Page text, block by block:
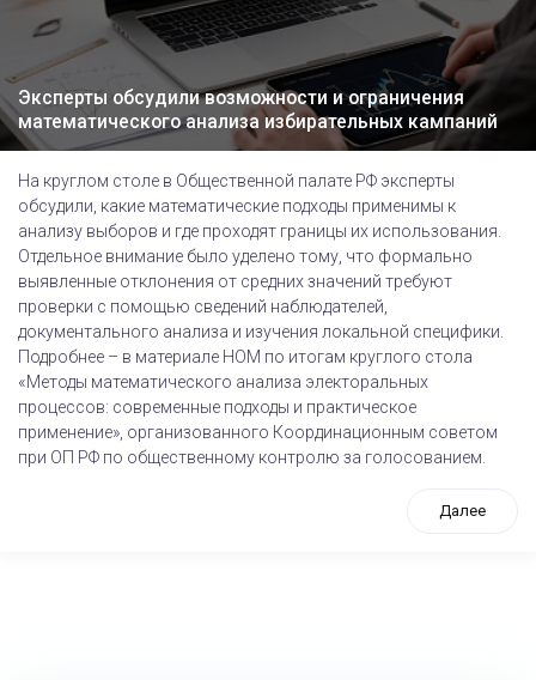
Эксперты обсудили возможности и ограничения
математического анализа избирательных кампаний
На круглом столе в Общественной палате РФ эксперты
обсудили, какие математические подходы применимы к
анализу выборов и где проходят границы их использования.
Отдельное внимание было уделено тому, что формально
выявленные отклонения от средних значений требуют
проверки с помощью сведений наблюдателей,
документального анализа и изучения локальной специфики.
Подробнее – в материале НОМ по итогам круглого стола
«Методы математического анализа электоральных
процессов: современные подходы и практическое
применение», организованного Координационным советом
при ОП РФ по общественному контролю за голосованием.
Далее